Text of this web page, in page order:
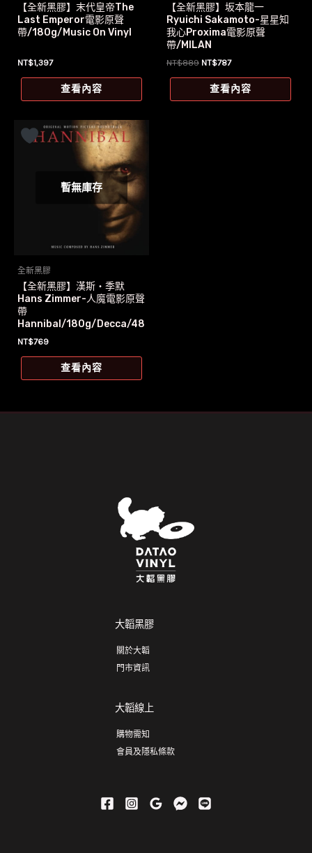
【全新黑膠】末代皇帝The
Last Emperor電影原聲
帶/180g/Music On Vinyl
NT$1,397
查看內容
【全新黑膠】坂本龍一
Ryuichi Sakamoto-星星知
我心Proxima電影原聲
帶/MILAN
NT$889 原
格：
NT$787目
價
格：
查看內容
暫無庫存
全新黑膠
【全新黑膠】漢斯‧季默
Hans Zimmer-人魔電影原聲
帶
Hannibal/180g/Decca/48
3 2130
NT$769
查看內容
大韜黑膠
關於大韜
門市資訊
大韜線上
購物需知
會員及隱私條款